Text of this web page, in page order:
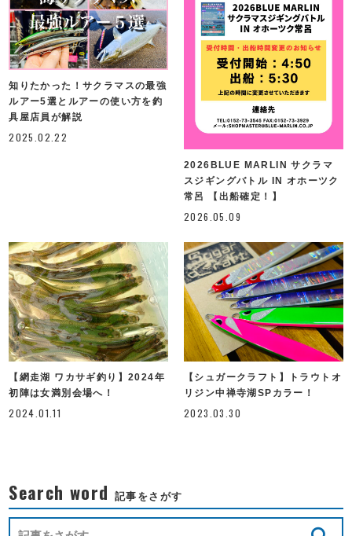
知りたかった！サクラマスの最強
ルアー5選とルアーの使い方を釣
具屋店員が解説
2025.02.22
2026BLUE MARLIN サクラマ
スジギングバトル IN オホーツク
常呂 【出船確定！】
2026.05.09
【網走湖 ワカサギ釣り】2024年
初陣は女満別会場へ！
2024.01.11
【シュガークラフト】トラウトオ
リジン中禅寺湖SPカラー！
2023.03.30
Search word 記事をさがす